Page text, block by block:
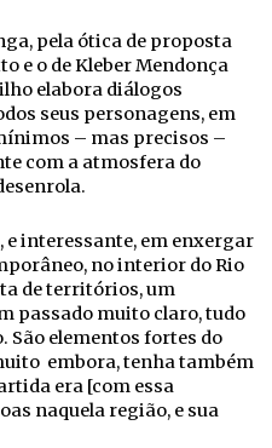
pela ótica de proposta
e o de Kleber Mendonça
elabora diálogos
seus personagens, em
– mas precisos –
com a atmosfera do
interessante, em enxergar
no interior do Rio
de territórios, um
passado muito claro, tudo
São elementos fortes do
embora, tenha também
era [com essa
naquela região, e sua